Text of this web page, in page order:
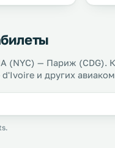
(NYC) — Париж (CDG).
и других